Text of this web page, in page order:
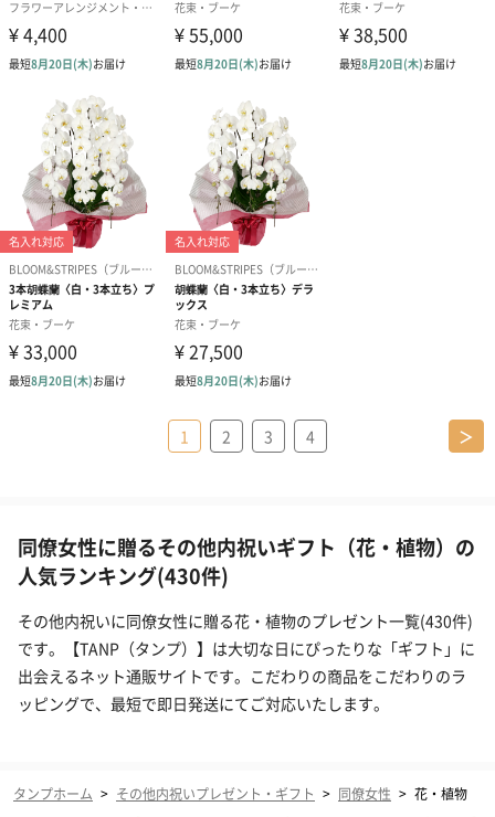
1 2 3 4 ＞
同僚女性に贈るその他内祝いギフト（花・植物）の
人気ランキング(430件)
その他内祝いに同僚女性に贈る花・植物のプレゼント一覧(430件)
です。【TANP（タンプ）】は大切な日にぴったりな「ギフト」に
出会えるネット通販サイトです。こだわりの商品をこだわりのラ
ッピングで、最短で即日発送にてご対応いたします。
タンプホーム > その他内祝いプレゼント・ギフト > 同僚女性 > 花・植物